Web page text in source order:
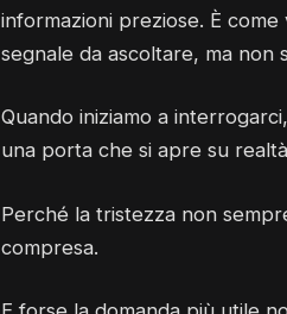
informazioni preziose. È
segnale da ascoltare, ma non
Quando iniziamo a
una porta che si apre su
Perché la tristezza non
compresa.